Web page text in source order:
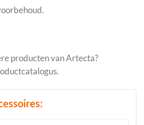
producten van Artecta?